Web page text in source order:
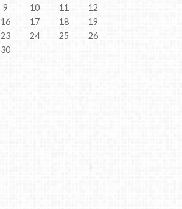
9 10 11
12
16 17 18
19
23 24 25
26
30